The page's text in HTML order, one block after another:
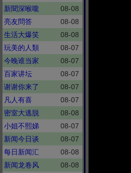
新聞深喉嚨
08-08
亮友問答
08-08
生活大爆笑
08-08
玩美的人類
08-07
今晚谁当家
08-07
百家讲坛
08-07
谢谢你来了
08-07
凡人有喜
08-07
密室大逃脱
08-08
小姐不熙娣
08-07
新闻今日谈
08-07
每日新闻汇
08-08
新闻龙卷风
08-08